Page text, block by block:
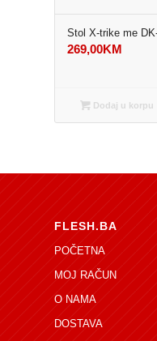
Stol X-trike me
269,00KM
Dodaj u korpu
FLESH.BA
POČETNA
MOJ RAČUN
O NAMA
DOSTAVA